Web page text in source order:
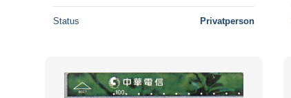
Status Privatperson